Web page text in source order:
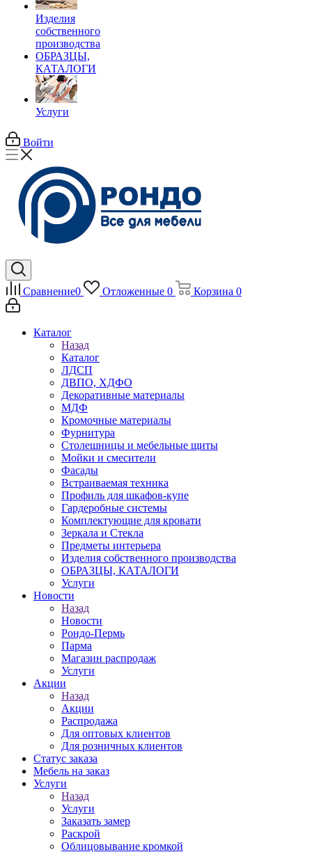
Изделия
собственного
производства
ОБРАЗЦЫ,
КАТАЛОГИ
Услуги
Войти
Сравнение0 Отложенные 0 Корзина 0
Каталог
Назад
Каталог
ЛДСП
ДВПО, ХДФО
Декоративные материалы
МДФ
Кромочные материалы
Фурнитура
Столешницы и мебельные щиты
Мойки и смесители
Фасады
Встраиваемая техника
Профиль для шкафов-купе
Гардеробные системы
Комплектующие для кровати
Зеркала и Стекла
Предметы интерьера
Изделия собственного производства
ОБРАЗЦЫ, КАТАЛОГИ
Услуги
Новости
Назад
Новости
Рондо-Пермь
Парма
Магазин распродаж
Услуги
Акции
Назад
Акции
Распродажа
Для оптовых клиентов
Для розничных клиентов
Статус заказа
Мебель на заказ
Услуги
Назад
Услуги
Заказать замер
Раскрой
Облицовывание кромкой